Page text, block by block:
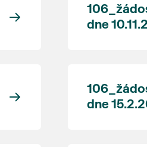
dne
dne